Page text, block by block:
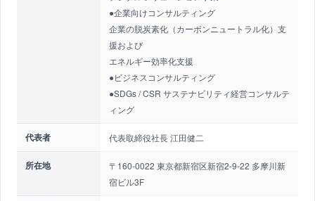
●企業向けコンサルティング
企業の脱炭素化（カーボンニュートラル化）支
援および
エネルギー効率化支援
●ビジネスコンサルティング
●SDGs / CSR サステナビリティ経営コンサルテ
ィング
代表者 代表取締役社長 江田健二
所在地
〒160-0022 東京都新宿区新宿2-9-22 多摩川新
宿ビル3F